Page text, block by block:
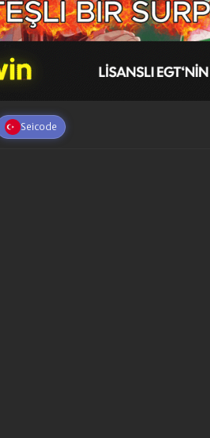
Seicode